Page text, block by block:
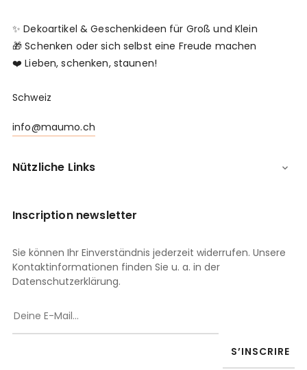
✨ Dekoartikel & Geschenkideen für Groß und Klein
🎁 Schenken oder sich selbst eine Freude machen
❤️ Lieben, schenken, staunen!
Schweiz
info@maumo.ch
Nützliche Links 
Inscription newsletter
Sie können Ihr Einverständnis jederzeit widerrufen. Unsere
Kontaktinformationen finden Sie u. a. in der
Datenschutzerklärung.
S’INSCRIRE